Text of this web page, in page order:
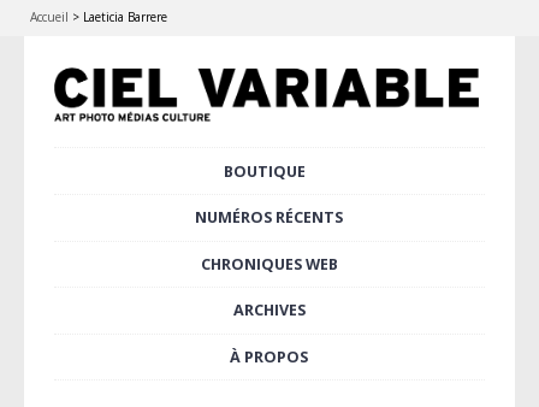
Accueil > Laeticia Barrere
BOUTIQUE
NUMÉROS RÉCENTS
CHRONIQUES WEB
ARCHIVES
À PROPOS